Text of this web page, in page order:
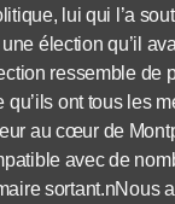
lui qui l’a
élection qu’il
ressemble de
qu’ils ont tous les
au cœur de
avec de
sortant.nNous